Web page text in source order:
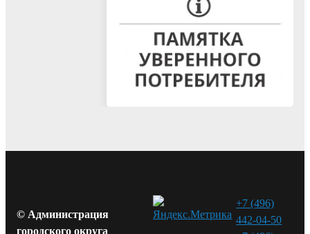
© Администрация
городского округа
+7 (496)
442-04-50